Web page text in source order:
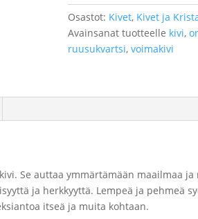
Osastot: Kivet, Kivet ja
Avainsanat tuotteelle kivi,
ruusukvartsi,voimakivi
Se auttaa ymmärtämään maailmaa
ja herkkyyttä. Lempeä ja pehmeä
itseä ja muita kohtaan.